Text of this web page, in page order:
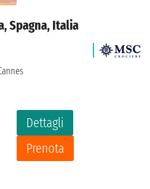
Spagna, Italia
Dettagli
Prenota